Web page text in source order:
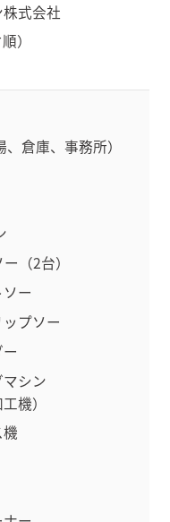
式会社
）
倉庫、事務所）
（2台）
ー
プソー
シン
機）